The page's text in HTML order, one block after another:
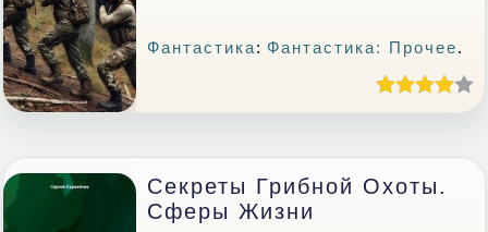
Фантастика: Фантастика: Прочее.
Секреты Грибной Охоты.
Сферы Жизни